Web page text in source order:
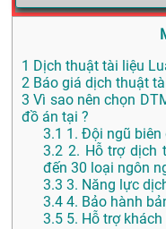
1 Dịch thuật tài liệu
2 Báo giá dịch thuật
3 Vì sao nên chọn
đồ án tại ?
3.1 1. Đội ngũ biên
3.2 2. Hỗ trợ dịch
đến 30 loại ngôn
3.3 3. Năng lực
3.4 4. Bảo hành
3.5 5. Hỗ trợ